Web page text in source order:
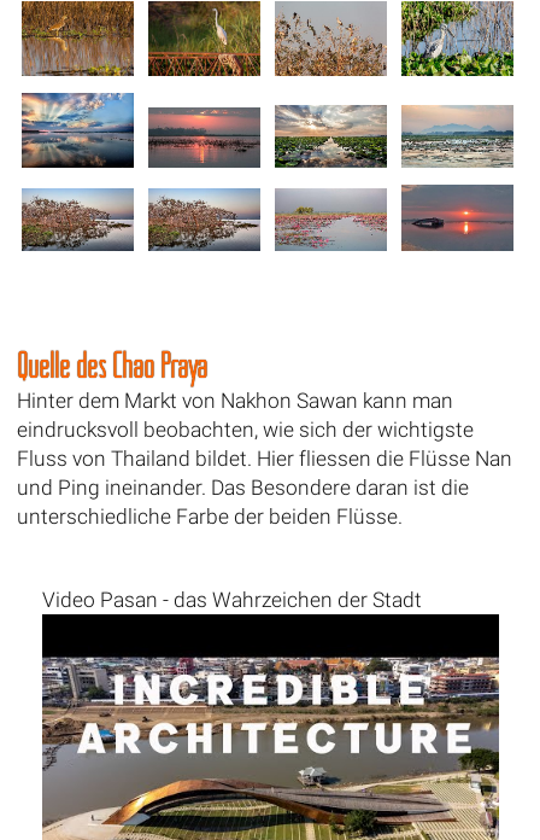
Quelle des Chao Praya
Hinter dem Markt von Nakhon Sawan kann man
eindrucksvoll beobachten, wie sich der wichtigste
Fluss von Thailand bildet. Hier fliessen die Flüsse Nan
und Ping ineinander. Das Besondere daran ist die
unterschiedliche Farbe der beiden Flüsse.
Video Pasan - das Wahrzeichen der Stadt